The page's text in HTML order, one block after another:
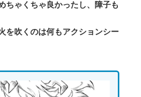
ちゃくちゃ良かったし、障子も
を吹くのは何もアクションシー